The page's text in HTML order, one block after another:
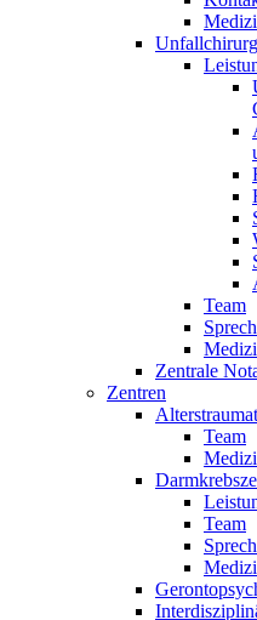
Team
Zentrale
Zentren
Team
Team